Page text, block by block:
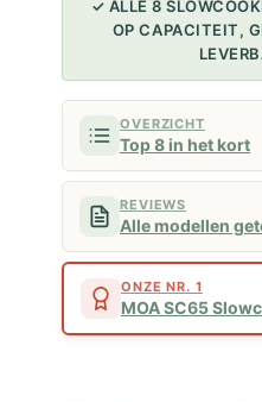
✓ ALLE 8
OP CAPACITEIT,
OVERZICHT
Top 8 in het kort
REVIEWS
Alle modellen
ONZE NR. 1
MOA SC65